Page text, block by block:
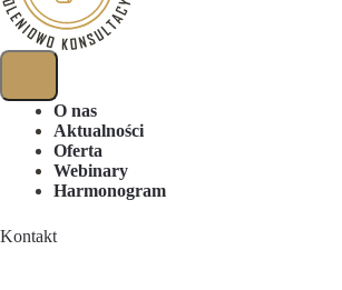
O nas
Aktualności
Oferta
Webinary
Harmonogram
Kontakt